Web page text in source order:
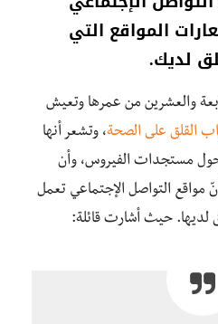
المواقع التي
لديك.
والعشرين من عمرها وتعيش
القلق على الصحة، وتشعر أنها
مستجدات الفيروس، وأن
مواقع التواصل الإجتماعي تعمل
لديها. حيث أشارت قائلة: